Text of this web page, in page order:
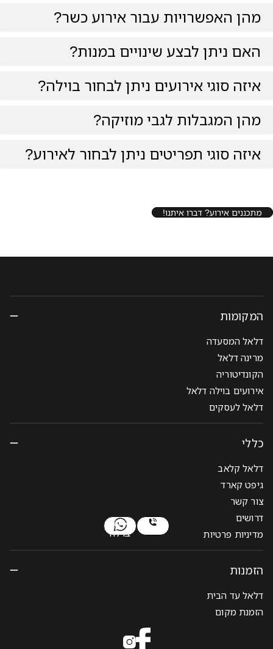
מהן האפשרויות עבור אירוע כשר?
האם ניתן לבצע שינויים במנות?
איזה סוגי אירועים ניתן לבחור בוילה?
מהן המגבלות לגבי מוזיקה?
איזה סוגי תפריטים ניתן לבחור לאירוע?
מתכננים אירוע? דברו איתנו!
לאירוע
בוילה
המקומות
דלאל המסעדה
מרינה דלאל
הקונדיטוריה
אירועים בוילה דלאל
דלאל לעסקים
כללי
דלאל קלאב
גיפט קארד
צור קשר
דרושים
מדיניות פרטיות
הזמנות
דלאל עד הבית
הזמנת מקום
לעמוד